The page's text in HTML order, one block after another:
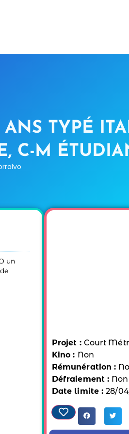
TYPÉ
C-M
un
Projet : Court
Kino : Non
Rémunération :
Défraiement : Non
Date limite :28/